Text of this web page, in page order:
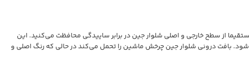
از سطح خارجی و اصلی شلوار جین در برابر ساییدگی محافظت می‌کنید. این
بافت درونی شلوار جین چرخش ماشین را تحمل می‌کند در حالی که رنگ اصلی و